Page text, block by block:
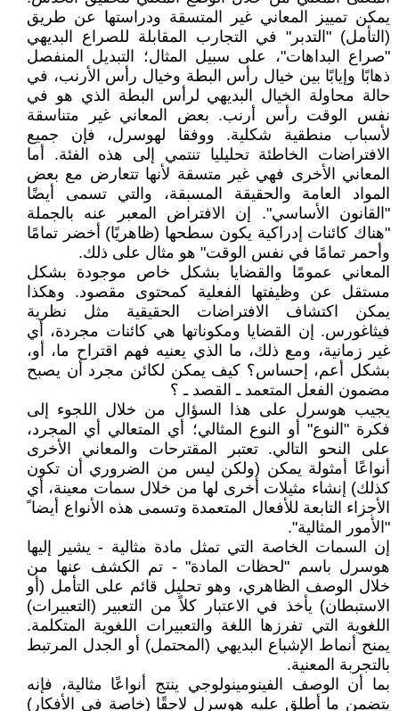
يمكن تمييز المعاني غير المتسقة ودراستها عن طريق
(التأمل) "التدبر" في التجارب المقابلة للصراع البديهي
"صراع البداهات"، على سبيل المثال؛ التبديل المنفصل
ذهابًا وإيابًا بين خيال رأس البطة وخيال رأس الأرنب، في
حالة محاولة الخيال البديهي لرأس البطة الذي هو في
نفس الوقت رأس أرنب. بعض المعاني غير متناسقة
لأسباب منطقية شكلية. ووفقا لهوسرل، فإن جميع
الافتراضات الخاطئة تحليليا تنتمي إلى هذه الفئة. أما
المعاني الأخرى فهي غير متسقة لأنها تتعارض مع بعض
المواد العامة والحقيقة المسبقة، والتي تسمى أيضًا
"القانون الأساسي". إن الافتراض المعبر عنه بالجملة
"هناك كائنات إدراكية يكون سطحها (ظاهريًا) أخضر تمامًا
وأحمر تمامًا في نفس الوقت" هو مثال على ذلك.
المعاني عمومًا والقضايا بشكل خاص موجودة بشكل
مستقل عن وظيفتها الفعلية كمحتوى مقصود. وهكذا
يمكن اكتشاف الافتراضات الحقيقية مثل نظرية
فيثاغورس. إن القضايا ومكوناتها هي كائنات مجردة، أي
غير زمانية، ومع ذلك، ما الذي يعنيه فهم اقتراح ما، أو،
بشكل أعم، إحساس؟ كيف يمكن لكائن مجرد أن يصبح
مضمون الفعل المتعمد ـ القصد ـ ؟
يجيب هوسرل على هذا السؤال من خلال اللجوء إلى
فكرة "النوع" أو النوع المثالي؛ أي المتعالي أي المجرد،
على النحو التالي. تعتبر المقترحات والمعاني الأخرى
أنواعًا أمثولة يمكن (ولكن ليس من الضروري أن تكون
كذلك) إنشاء مثيلات أخرى لها من خلال سمات معينة، أي
الأجزاء التابعة للأفعال المتعمدة وتسمى هذه الأنواع أيضا ً
"الأمور المثالية".
إن السمات الخاصة التي تمثل مادة مثالية - يشير إليها
هوسرل باسم "لحظات المادة" - تم الكشف عنها من
خلال الوصف الظاهري، وهو تحليل قائم على التأمل (أو
الاستبطان) يأخذ في الاعتبار كلاً من التعبير (التعبيرات)
اللغوية التي تفرزها اللغة والتعبيرات اللغوية المتكلمة.
يمنح أنماط الإشباع البديهي (المحتمل) أو الجدل المرتبط
بالتجربة المعنية.
بما أن الوصف الفينومينولوجي ينتج أنواعًا مثالية، فإنه
يتضمن ما أطلق عليه هوسرل لاحقًا (خاصة في الأفكار)